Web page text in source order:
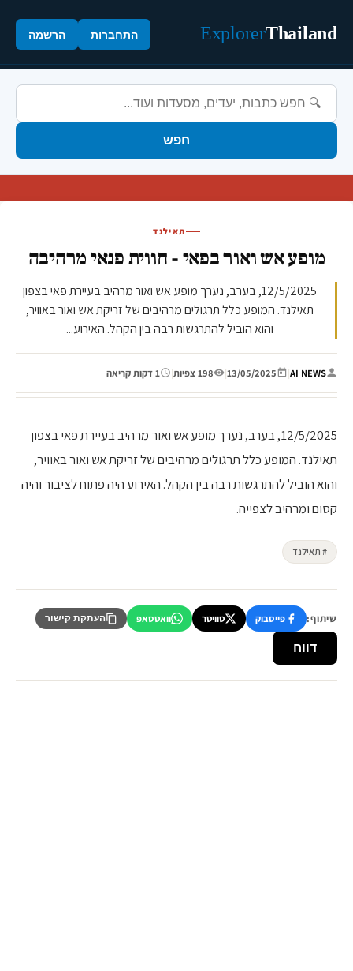
Thailand
Explorer התחברות הרשמה
חפש
תאילנד
מופע אש ואור בפאי - חווית פנאי מרהיבה
12/5/2025, בערב, נערך מופע אש ואור מרהיב בעיירת פאי בצפון
תאילנד. המופע כלל תרגולים מרהיבים של זריקת אש ואור באוויר,
והוא הוביל להתרגשות רבה בין הקהל. האירוע...
AI NEWS
|
13/05/2025
| 198 צפיות | 1 דקות קריאה
12/5/2025, בערב, נערך מופע אש ואור מרהיב בעיירת פאי בצפון
תאילנד. המופע כלל תרגולים מרהיבים של זריקת אש ואור באוויר,
והוא הוביל להתרגשות רבה בין הקהל. האירוע היה פתוח לציבור והיה
קסום ומרהיב לצפייה.
# תאילנד
שיתוף: פייסבוק טוויטר וואטסאפ העתקת קישור
דווח